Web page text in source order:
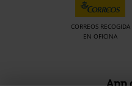
CORREOS RECOGIDA
EN OFICINA
App